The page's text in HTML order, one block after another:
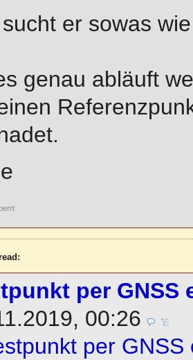
er sowas wie
genau abläuft
per GNSS
00:26
per GNSS